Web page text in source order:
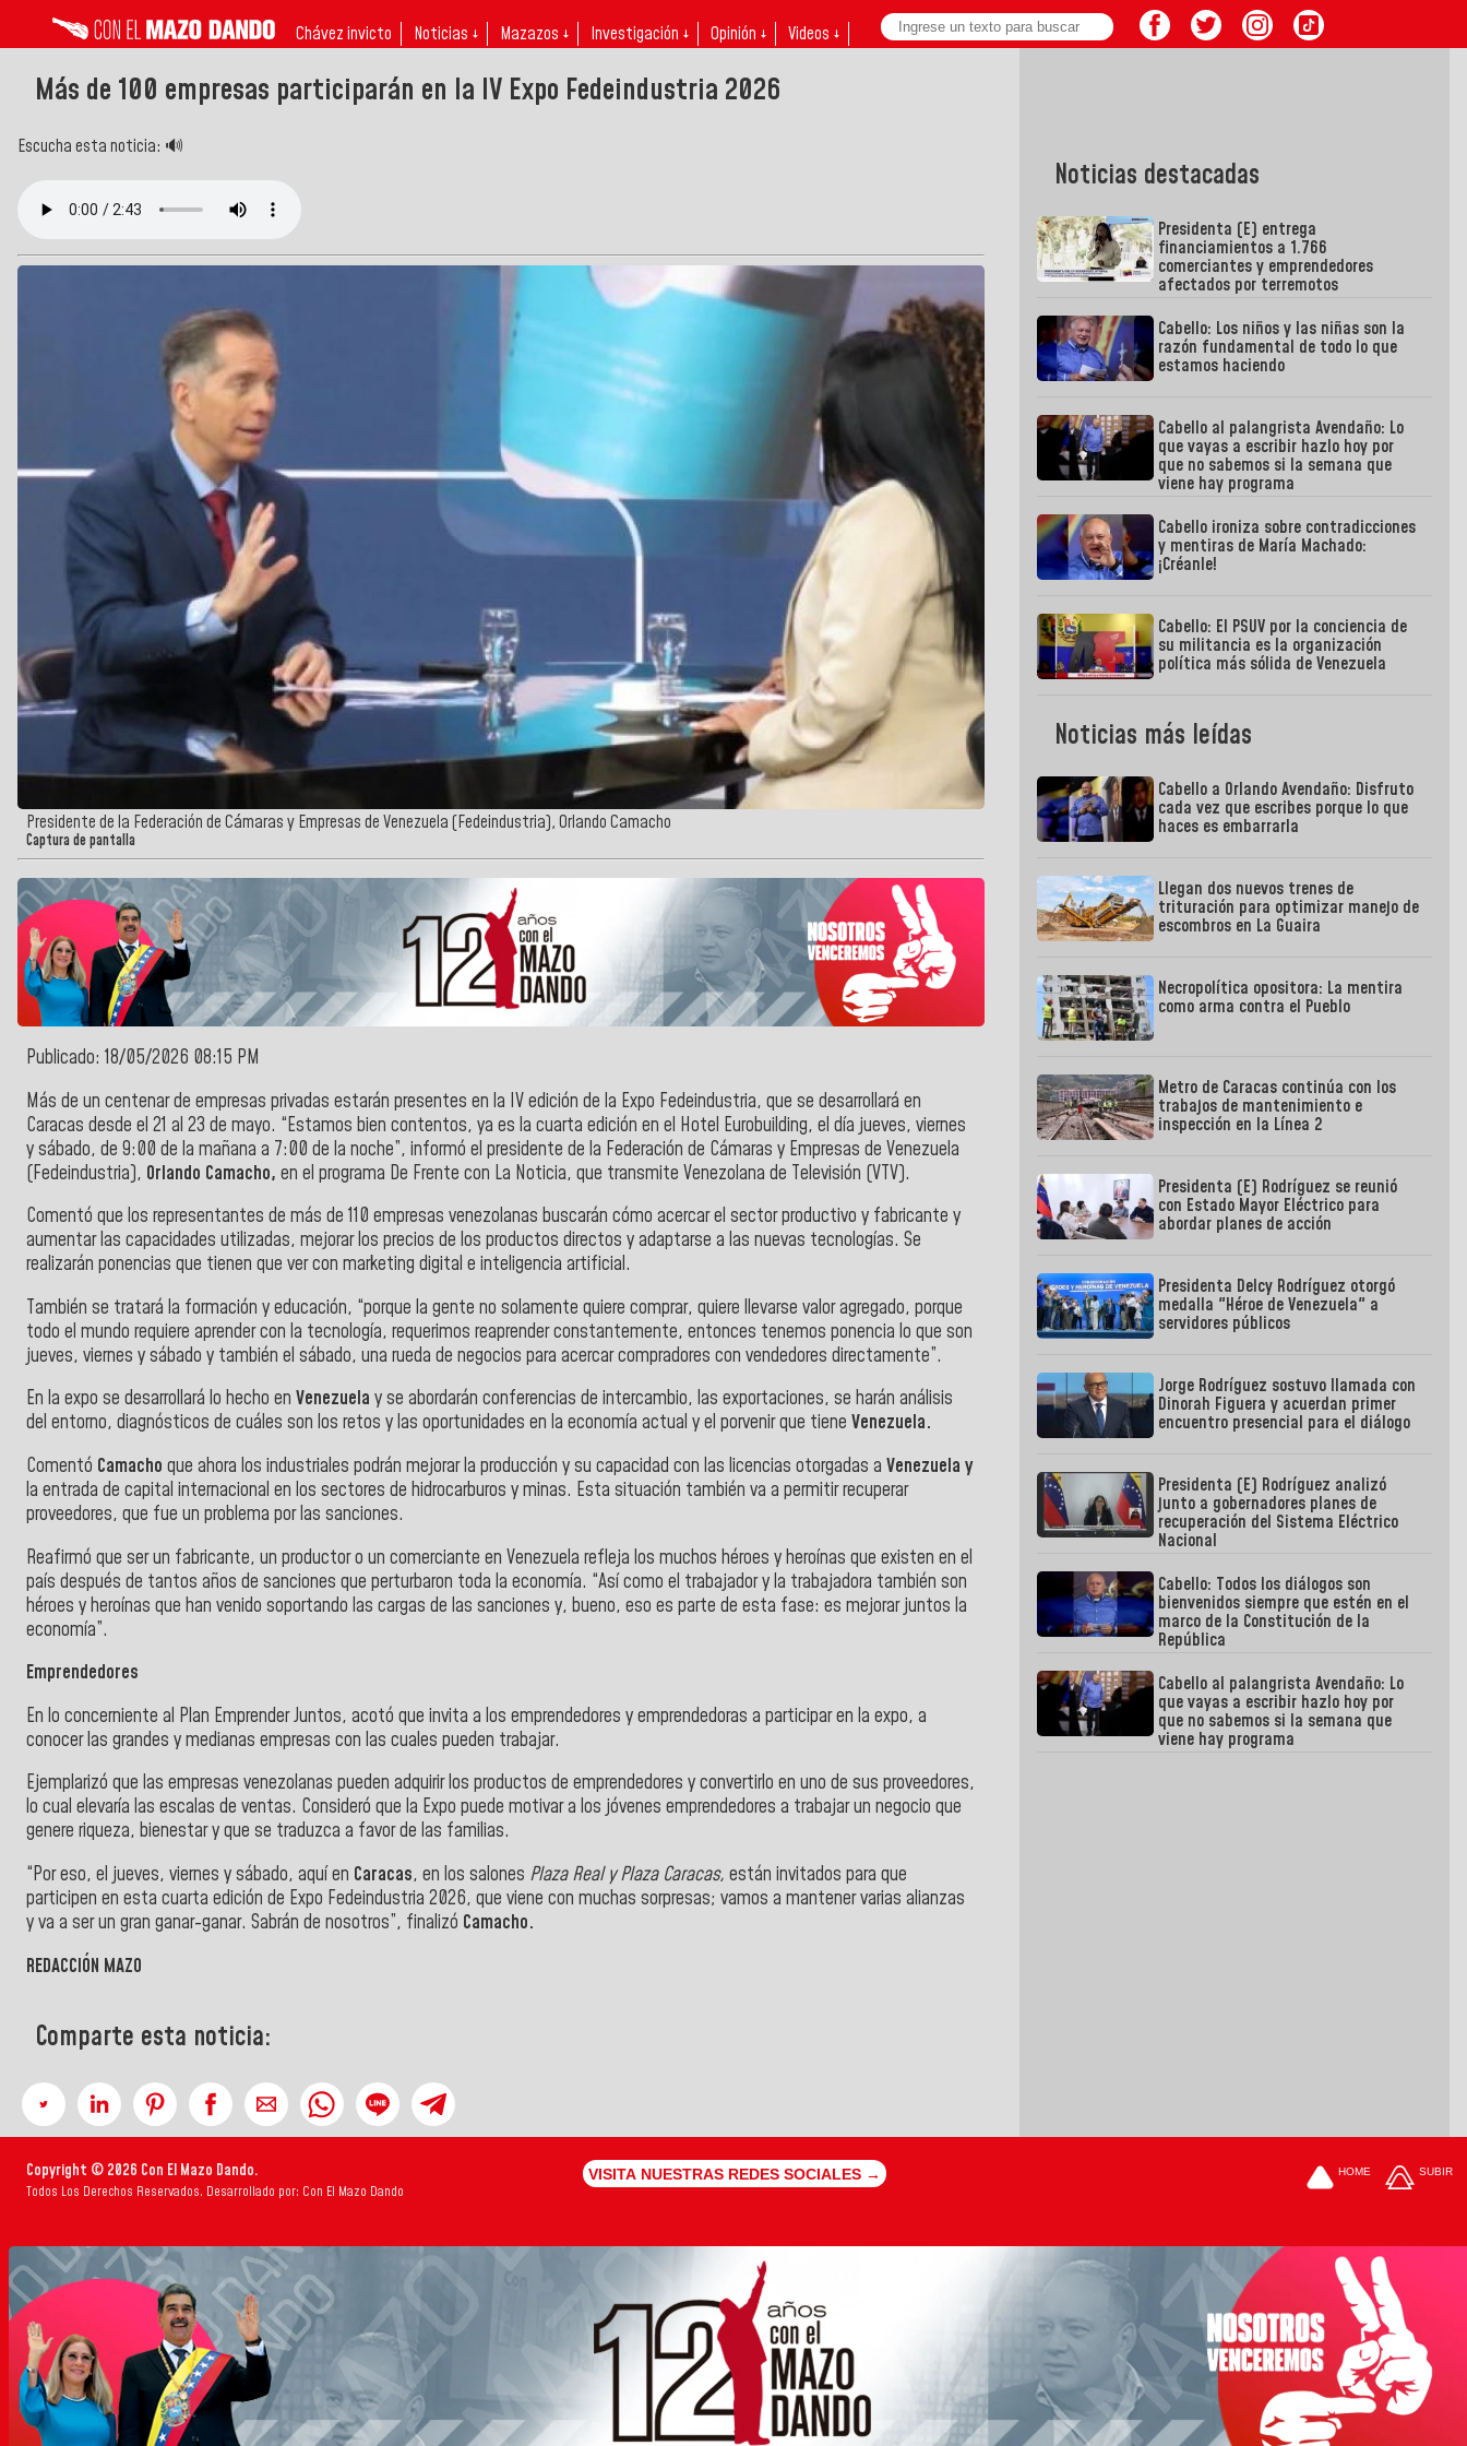
Chávez invicto Noticias ↓ Mazazos ↓ Investigación ↓ Opinión ↓ Videos ↓
Más de 100 empresas participarán en la IV Expo Fedeindustria 2026
Escucha esta noticia: 🔊
Presidente de la Federación de Cámaras y Empresas de Venezuela (Fedeindustria), Orlando Camacho
Captura de pantalla
Publicado: 18/05/2026 08:15 PM
Más de un centenar de empresas privadas estarán presentes en la IV edición de la Expo Fedeindustria, que se desarrollará en
Caracas desde el 21 al 23 de mayo. “Estamos bien contentos, ya es la cuarta edición en el Hotel Eurobuilding, el día jueves, viernes
y sábado, de 9:00 de la mañana a 7:00 de la noche”, informó el presidente de la Federación de Cámaras y Empresas de Venezuela
(Fedeindustria), Orlando Camacho, en el programa De Frente con La Noticia, que transmite Venezolana de Televisión (VTV).
Comentó que los representantes de más de 110 empresas venezolanas buscarán cómo acercar el sector productivo y fabricante y
aumentar las capacidades utilizadas, mejorar los precios de los productos directos y adaptarse a las nuevas tecnologías. Se
realizarán ponencias que tienen que ver con marketing digital e inteligencia artificial.
También se tratará la formación y educación, “porque la gente no solamente quiere comprar, quiere llevarse valor agregado, porque
todo el mundo requiere aprender con la tecnología, requerimos reaprender constantemente, entonces tenemos ponencia lo que son
jueves, viernes y sábado y también el sábado, una rueda de negocios para acercar compradores con vendedores directamente”.
En la expo se desarrollará lo hecho en Venezuela y se abordarán conferencias de intercambio, las exportaciones, se harán análisis
del entorno, diagnósticos de cuáles son los retos y las oportunidades en la economía actual y el porvenir que tiene Venezuela.
Comentó Camacho que ahora los industriales podrán mejorar la producción y su capacidad con las licencias otorgadas a Venezuela y
la entrada de capital internacional en los sectores de hidrocarburos y minas. Esta situación también va a permitir recuperar
proveedores, que fue un problema por las sanciones.
Reafirmó que ser un fabricante, un productor o un comerciante en Venezuela refleja los muchos héroes y heroínas que existen en el
país después de tantos años de sanciones que perturbaron toda la economía. “Así como el trabajador y la trabajadora también son
héroes y heroínas que han venido soportando las cargas de las sanciones y, bueno, eso es parte de esta fase: es mejorar juntos la
economía”.
Emprendedores
En lo concerniente al Plan Emprender Juntos, acotó que invita a los emprendedores y emprendedoras a participar en la expo, a
conocer las grandes y medianas empresas con las cuales pueden trabajar.
Ejemplarizó que las empresas venezolanas pueden adquirir los productos de emprendedores y convertirlo en uno de sus proveedores,
lo cual elevaría las escalas de ventas. Consideró que la Expo puede motivar a los jóvenes emprendedores a trabajar un negocio que
genere riqueza, bienestar y que se traduzca a favor de las familias.
“Por eso, el jueves, viernes y sábado, aquí en Caracas, en los salones Plaza Real y Plaza Caracas, están invitados para que
participen en esta cuarta edición de Expo Fedeindustria 2026, que viene con muchas sorpresas; vamos a mantener varias alianzas
y va a ser un gran ganar-ganar. Sabrán de nosotros”, finalizó Camacho.
REDACCIÓN MAZO
Comparte esta noticia:
Noticias destacadas
Presidenta (E) entrega
financiamientos a 1.766
comerciantes y emprendedores
afectados por terremotos
Cabello: Los niños y las niñas son la
razón fundamental de todo lo que
estamos haciendo
Cabello al palangrista Avendaño: Lo
que vayas a escribir hazlo hoy por
que no sabemos si la semana que
viene hay programa
Cabello ironiza sobre contradicciones
y mentiras de María Machado:
¡Créanle!
Cabello: El PSUV por la conciencia de
su militancia es la organización
política más sólida de Venezuela
Noticias más leídas
Cabello a Orlando Avendaño: Disfruto
cada vez que escribes porque lo que
haces es embarrarla
Llegan dos nuevos trenes de
trituración para optimizar manejo de
escombros en La Guaira
Necropolítica opositora: La mentira
como arma contra el Pueblo
Metro de Caracas continúa con los
trabajos de mantenimiento e
inspección en la Línea 2
Presidenta (E) Rodríguez se reunió
con Estado Mayor Eléctrico para
abordar planes de acción
Presidenta Delcy Rodríguez otorgó
medalla "Héroe de Venezuela" a
servidores públicos
Jorge Rodríguez sostuvo llamada con
Dinorah Figuera y acuerdan primer
encuentro presencial para el diálogo
Presidenta (E) Rodríguez analizó
junto a gobernadores planes de
recuperación del Sistema Eléctrico
Nacional
Cabello: Todos los diálogos son
bienvenidos siempre que estén en el
marco de la Constitución de la
República
Cabello al palangrista Avendaño: Lo
que vayas a escribir hazlo hoy por
que no sabemos si la semana que
viene hay programa
Copyright © 2026 Con El Mazo Dando.
Todos Los Derechos Reservados. Desarrollado por: Con El Mazo Dando
VISITA NUESTRAS REDES SOCIALES → HOME SUBIR